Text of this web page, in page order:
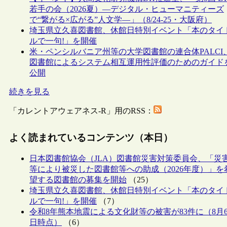
若手の会（2026夏）―デジタル・ヒューマニティーズ
で“繋がる×広がる”人文学―」（8/24-25・大阪府）
埼玉県立久喜図書館、休館日特別イベント「本のタイ
ルで一句!」を開催
米・ペンシルバニア州等の大学図書館の連合体PALCI、
図書館によるシステム相互運用性評価のためのガイド
公開
続きを見る
「カレントアウェアネス-R」用のRSS：
よく読まれているコンテンツ（本日）
日本図書館協会（JLA）図書館災害対策委員会、「災
等により被災した図書館等への助成（2026年度）」を
望する図書館の募集を開始 （25）
埼玉県立久喜図書館、休館日特別イベント「本のタイ
ルで一句!」を開催 （7）
令和8年熊本地震による文化財等の被害が83件に（8月
日時点）
（6）